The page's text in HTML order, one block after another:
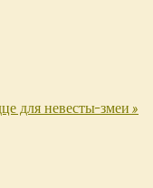
для невесты-змеи»